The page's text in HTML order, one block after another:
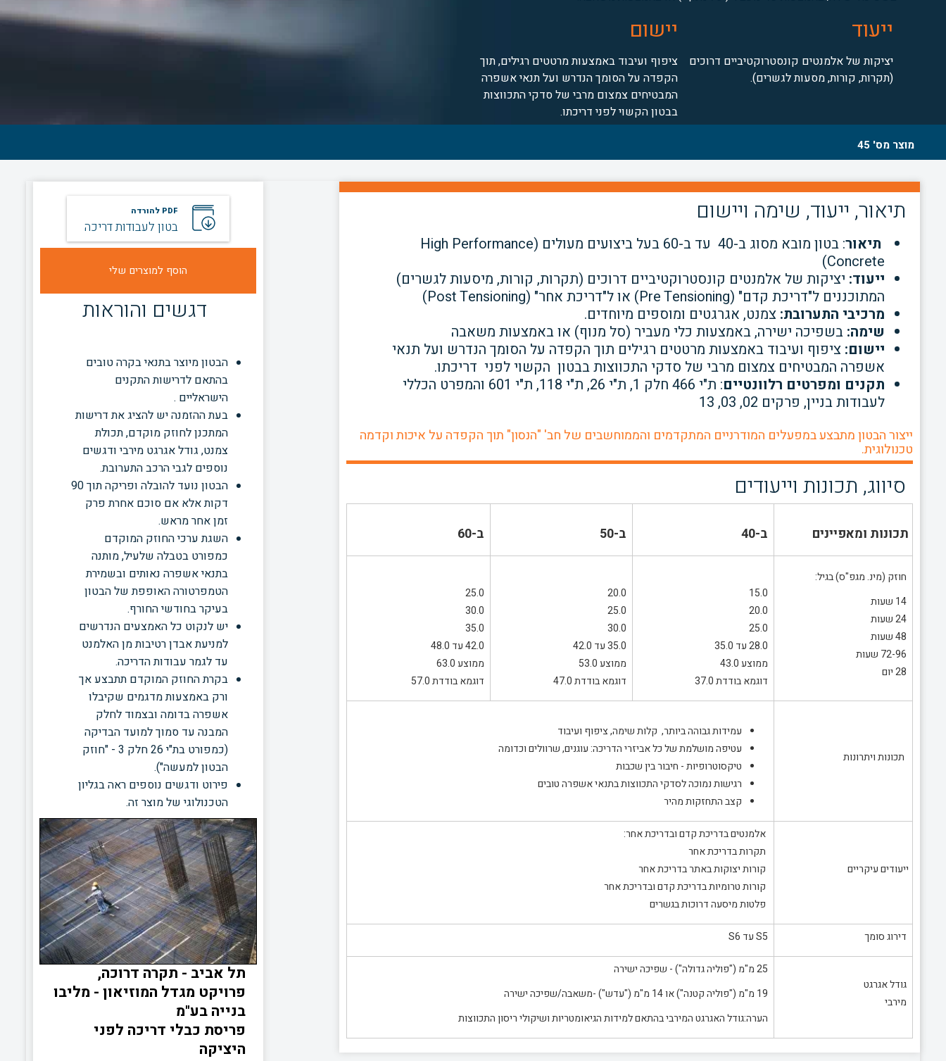
ייעוד יישום
יציקות של אלמנטים קונסטרוקטיביים דרוכים
(תקרות, קורות, מסעות לגשרים).
ציפוף ועיבוד באמצעות מרטטים רגילים, תוך
הקפדה על הסומך הנדרש ועל תנאי אשפרה
המבטיחים צמצום מרבי של סדקי התכווצות
בבטון הקשוי לפני דריכתו.
מוצר מס' 45
תיאור, ייעוד, שימה ויישום
תיאור
: בטון מובא מסוג ב-40 עד ב-60 בעל ביצועים מעולים (High Performance
Concrete)
ייעוד: יציקות של אלמנטים קונסטרוקטיביים דרוכים (תקרות, קורות, מיסעות לגשרים)
המתוכננים ל"דריכת קדם" (Pre Tensioning) או ל"דריכת אחר" (Post Tensioning)
מרכיבי התערובת: צמנט, אגרגטים ומוספים מיוחדים.
שימה: בשפיכה ישירה, באמצעות כלי מעביר (סל מנוף) או באמצעות משאבה
יישום: ציפוף ועיבוד באמצעות מרטטים רגילים תוך הקפדה על הסומך הנדרש ועל תנאי
אשפרה המבטיחים צמצום מרבי של סדקי התכווצות בבטון הקשוי לפני דריכתו.
תקנים ומפרטים רלוונטיים
: ת"י 466 חלק 1, ת"י 26, ת"י 118, ת"י 601 והמפרט הכללי
לעבודות בניין, פרקים 02, 03, 13
ייצור הבטון מתבצע במפעלים המודרניים המתקדמים והממוחשבים של חב' "הנסון" תוך הקפדה על איכות וקדמה
טכנולוגית.
סיווג, תכונות וייעודים
תכונות ומאפיינים ב-40 ב-50 ב-60
חוזק (מינ. מגפ"ס) בגיל:
ממוצע 43.0
דוגמא בודדת 37.0
ממוצע 53.0
דוגמא בודדת 47.0
ממוצע 63.0
דוגמא בודדת 57.0
תכונות ויתרונות
עמידות גבוהה ביותר, קלות שימה, ציפוף ועיבוד
עטיפה מושלמת של כל אביזרי הדריכה: עוגנים, שרוולים וכדומה
טיקסוטרופיות - חיבור בין שכבות
רגישות נמוכה לסדקי התכווצות בתנאי אשפרה טובים
קצב התחזקות מהיר
ייעודים עיקריים
אלמנטים בדריכת קדם ובדריכת אחר:
תקרות בדריכת אחר
קורות יצוקות באתר בדריכת אחר
קורות טרומיות בדריכת קדם ובדריכת אחר
פלטות מיסעה דרוכות בגשרים
דירוג סומך
גודל אגרגט
מירבי
הערה:גודל האגרגט המירבי בהתאם למידות הגיאומטריות ושיקולי ריסון התכווצות
PDF להורדה
בטון לעבודות דריכה
דגשים והוראות
הבטון מיוצר בתנאי בקרה טובים
בהתאם לדרישות התקנים
הישראליים .
בעת ההזמנה יש להציג את דרישות
המתכנן לחוזק מוקדם, תכולת
צמנט, גודל אגרגט מירבי ודגשים
נוספים לגבי הרכב התערובת.
הבטון נועד להובלה ופריקה תוך 90
דקות אלא אם סוכם אחרת פרק
זמן אחר מראש.
השגת ערכי החוזק המוקדם
כמפורט בטבלה שלעיל, מותנה
בתנאי אשפרה נאותים ובשמירת
הטמפרטורה האופפת של הבטון
בעיקר בחודשי החורף.
יש לנקוט כל האמצעים הנדרשים
למניעת אבדן רטיבות מן האלמנט
עד לגמר עבודות הדריכה.
בקרת החוזק המוקדם תתבצע אך
ורק באמצעות מדגמים שקיבלו
אשפרה בדומה ובצמוד לחלק
המבנה עד סמוך למועד הבדיקה
(כמפורט בת"י 26 חלק 3 - "חוזק
הבטון למעשה").
פירוט ודגשים נוספים ראה בגליון
הטכנולוגי של מוצר זה.
תל אביב - תקרה דרוכה,
פרויקט מגדל המוזיאון - מליבו
בנייה בע"מ
פריסת כבלי דריכה לפני
היציקה